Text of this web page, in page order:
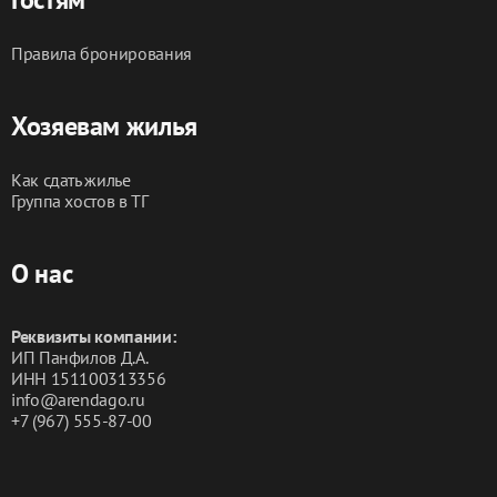
ГОСТЕЙ!!!
Правила бронирования
Хозяевам жилья
Как сдать жилье
Группа хостов в ТГ
О нас
Реквизиты компании:
ИП Панфилов Д.А.
ИНН 151100313356
info@arendago.ru
+7 (967) 555-87-00